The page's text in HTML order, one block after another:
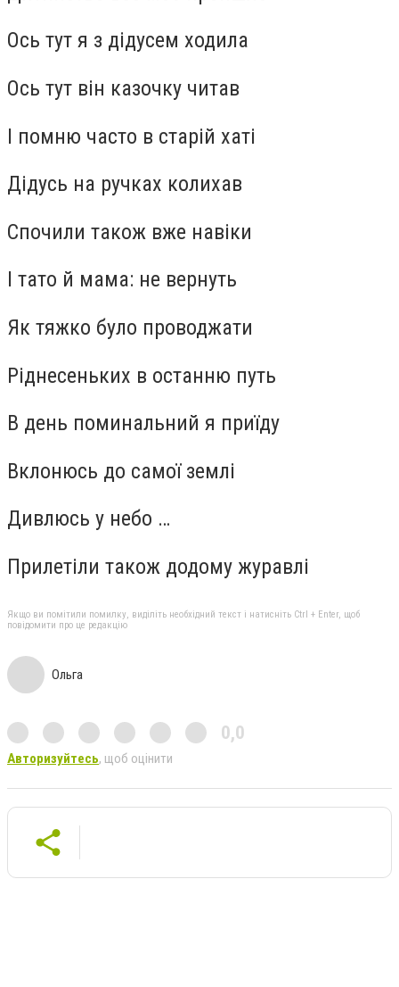
Ось тут я з дідусем ходила
Ось тут він казочку читав
І помню часто в старій хаті
Дідусь на ручках колихав
Спочили також вже навіки
І тато й мама: не вернуть
Як тяжко було проводжати
Ріднесеньких в останню путь
В день поминальний я приїду
Вклонюсь до самої землі
Дивлюсь у небо …
Прилетіли також додому журавлі
Якщо ви помітили помилку, виділіть необхідний текст і натисніть Ctrl + Enter, щоб
повідомити про це редакцію
Ольга
0,0
Авторизуйтесь, щоб оцінити